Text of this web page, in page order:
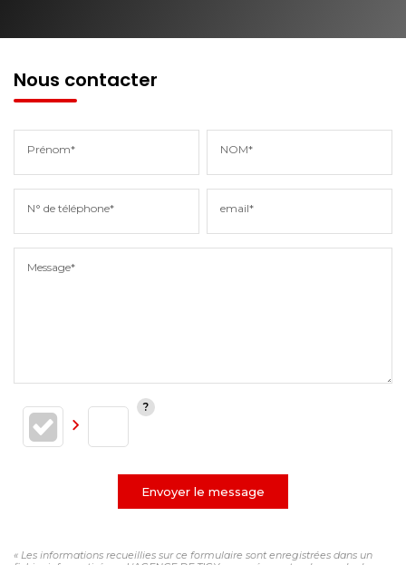
Nous contacter
Prénom* NOM*
N° de téléphone* email*
Message*
Envoyer le message
« Les informations recueillies sur ce formulaire sont enregistrées dans un